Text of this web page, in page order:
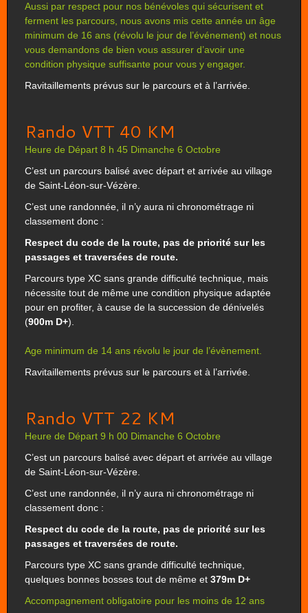
Aussi par respect pour nos bénévoles qui sécurisent et
ferment les parcours, nous avons mis cette année un âge
minimum de 16 ans (révolu le jour de l’événement) et nous
vous demandons de bien vous assurer d’avoir une
condition physique suffisante pour vous y engager.
Ravitaillements prévus sur le parcours et à l’arrivée.
Rando VTT 40 KM
Heure de Départ 8 h 45 Dimanche 6 Octobre
C’est un parcours balisé avec départ et arrivée au village
de Saint-Léon-sur-Vézère.
C’est une randonnée, il n’y aura ni chronométrage ni
classement donc :
Respect du code de la route, pas de priorité sur les
passages et traversées de route.
Parcours type XC sans grande difficulté technique, mais
nécessite tout de même une condition physique adaptée
pour en profiter, à cause de la succession de dénivelés
(900m D+).
Age minimum de 14 ans révolu le jour de l’évènement.
Ravitaillements prévus sur le parcours et à l’arrivée.
Rando VTT 22 KM
Heure de Départ 9 h 00 Dimanche 6 Octobre
C’est un parcours balisé avec départ et arrivée au village
de Saint-Léon-sur-Vézère.
C’est une randonnée, il n’y aura ni chronométrage ni
classement donc :
Respect du code de la route, pas de priorité sur les
passages et traversées de route.
Parcours type XC sans grande difficulté technique,
quelques bonnes bosses tout de même et 379m D+
Accompagnement obligatoire pour les moins de 12 ans